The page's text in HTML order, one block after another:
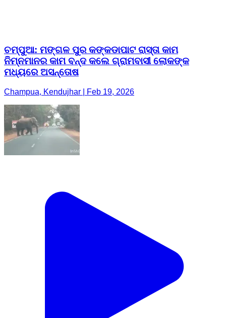
ଚମ୍ପୁଆ: ମଙ୍ଗଳ ପୁର କଙ୍କଡାପାଟ ରାସ୍ତା କାମ
ନିମ୍ନମାନର କାମ ବନ୍ଦ କଲେ ଗ୍ରାମବାସୀ ଲୋକଙ୍କ
ମଧ୍ୟରେ ଅସନ୍ତୋଷ
Champua, Kendujhar | Feb 19, 2026